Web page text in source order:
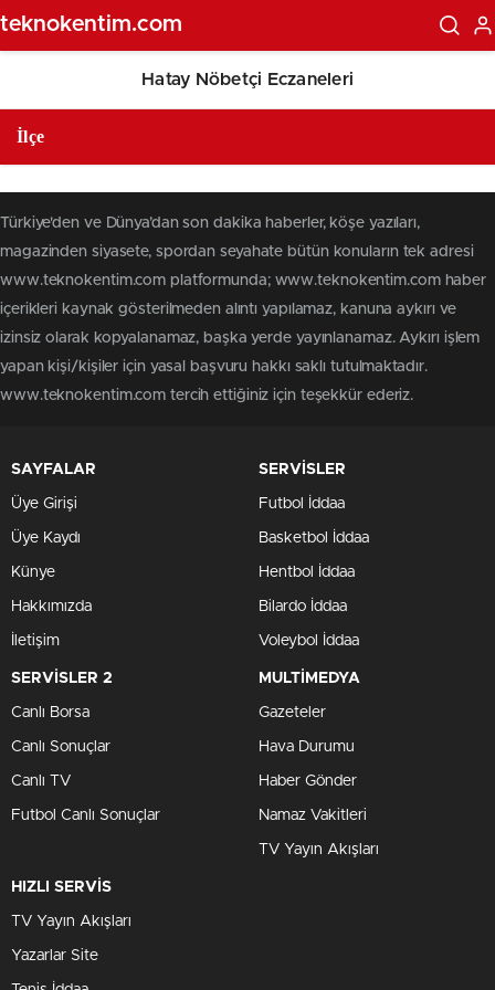
teknokentim.com
Hatay Nöbetçi Eczaneleri
Türkiye'den ve Dünya’dan son dakika haberler, köşe yazıları,
magazinden siyasete, spordan seyahate bütün konuların tek adresi
www.teknokentim.com platformunda; www.teknokentim.com haber
içerikleri kaynak gösterilmeden alıntı yapılamaz, kanuna aykırı ve
izinsiz olarak kopyalanamaz, başka yerde yayınlanamaz. Aykırı işlem
yapan kişi/kişiler için yasal başvuru hakkı saklı tutulmaktadır.
www.teknokentim.com tercih ettiğiniz için teşekkür ederiz.
SAYFALAR
Üye Girişi
Üye Kaydı
Künye
Hakkımızda
İletişim
SERVİSLER
Futbol İddaa
Basketbol İddaa
Hentbol İddaa
Bilardo İddaa
Voleybol İddaa
SERVİSLER 2
Canlı Borsa
Canlı Sonuçlar
Canlı TV
Futbol Canlı Sonuçlar
MULTİMEDYA
Gazeteler
Hava Durumu
Haber Gönder
Namaz Vakitleri
TV Yayın Akışları
HIZLI SERVİS
TV Yayın Akışları
Yazarlar Site